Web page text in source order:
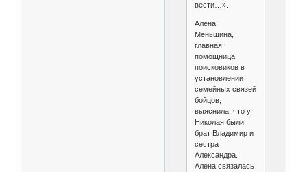
вести…».
Алена
Меньшина,
главная
помощница
поисковиков в
установлении
семейных связей
бойцов,
выяснила, что у
Николая были
брат Владимир и
сестра
Александра.
Алена связалась